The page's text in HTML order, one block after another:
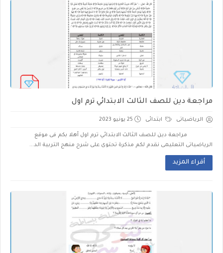
مراجعة دين للصف الثالث الابتدائي ترم اول
الرياضياتى ابتدائى 25 يونيو 2023
مراجعة دين للصف الثالث الابتدائي ترم اول أهلا بكم فى موقع
الرياضياتى التعليمى نقدم لكم مذكرة تحتوى على شرح منهج التربية الد...
أقراء المزيد